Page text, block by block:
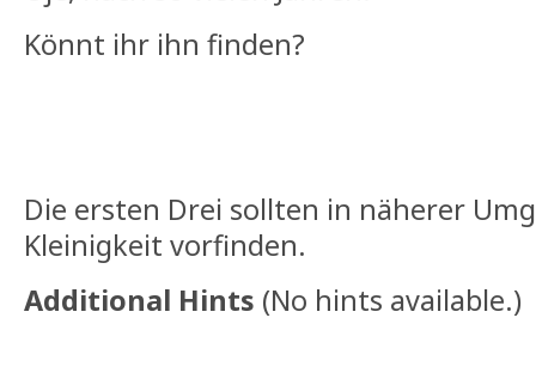
Könnt ihr ihn finden?
Die ersten Drei sollten in näherer
Kleinigkeit vorfinden.
Additional Hints (No hints available.)